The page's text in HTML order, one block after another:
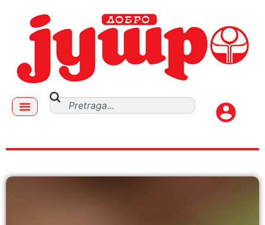
aleksandar zdravković